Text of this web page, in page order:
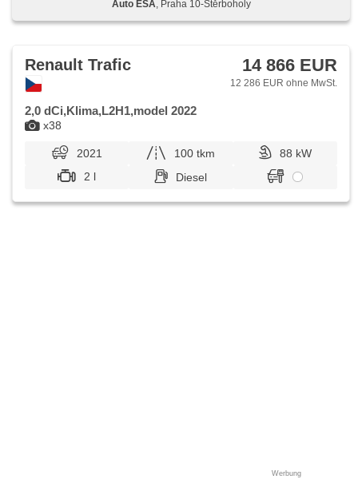
Auto ESA , Praha 10-Štěrboholy
x38
Renault Trafic 14 866 EUR
12 286 EUR ohne MwSt.
2,0 dCi,Klima,L2H1,model 2022
2021 100 tkm
88 kW
2 l
Diesel
Werbung